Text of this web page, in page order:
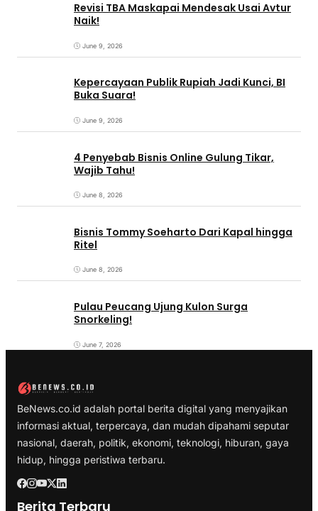
Revisi TBA Maskapai Mendesak Usai Avtur
Naik!
June 9, 2026
Kepercayaan Publik Rupiah Jadi Kunci, BI
Buka Suara!
June 9, 2026
4 Penyebab Bisnis Online Gulung Tikar,
Wajib Tahu!
June 8, 2026
Bisnis Tommy Soeharto Dari Kapal hingga
Ritel
June 8, 2026
Pulau Peucang Ujung Kulon Surga
Snorkeling!
June 7, 2026
BeNews.co.id adalah portal berita digital yang menyajikan
informasi aktual, terpercaya, dan mudah dipahami seputar
nasional, daerah, politik, ekonomi, teknologi, hiburan, gaya
hidup, hingga peristiwa terbaru.
Berita Terbaru